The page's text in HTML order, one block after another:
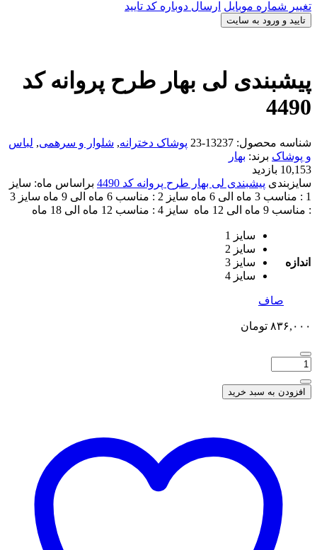
تغییر شماره موبایل ارسال دوباره کد تایید
تایید و ورود به سایت
پیشبندی لی بهار طرح پروانه کد
4490
شناسه محصول: 13237-23 پوشاک دخترانه, شلوار و سرهمی, لباس
و پوشاک برند: بهار
10,153 بازدید
سایزبندی پیشبندی لی بهار طرح پروانه کد 4490
براساس ماه: سایز
1 : مناسب 3 ماه الی 6 ماه سایز 2 : مناسب 6 ماه الی 9 ماه سایز 3
: مناسب 9 ماه الی 12 ماه سایز 4 : مناسب 12 ماه الی 18 ماه
اندازه
سایز 1
سایز 2
سایز 3
سایز 4
صاف
۸۳۶,۰۰۰ تومان
افزودن به سبد خرید